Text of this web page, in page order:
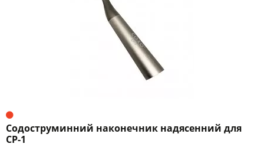
Содоструминний наконечник надясенний для
CP-1